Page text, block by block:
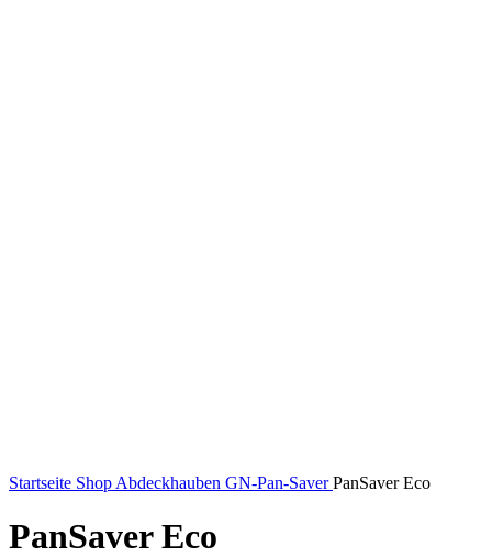
Startseite Shop Abdeckhauben GN-Pan-SaverPanSaver Eco
PanSaver Eco